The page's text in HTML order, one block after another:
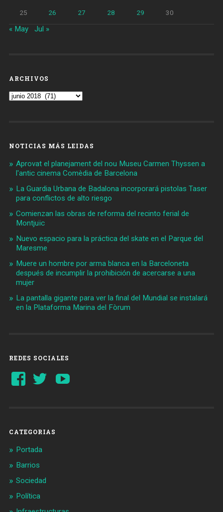
25 26 27 28 29 30
« May Jul »
ARCHIVOS
Archivos
NOTICIAS MÁS LEIDAS
Aprovat el planejament del nou Museu Carmen Thyssen a
l'antic cinema Comèdia de Barcelona
La Guardia Urbana de Badalona incorporará pistolas Taser
para conflictos de alto riesgo
Comienzan las obras de reforma del recinto ferial de
Montjuïc
Nuevo espacio para la práctica del skate en el Parque del
Maresme
Muere un hombre por arma blanca en la Barceloneta
después de incumplir la prohibición de acercarse a una
mujer
La pantalla gigante para ver la final del Mundial se instalará
en la Plataforma Marina del Fòrum
REDES SOCIALES
Ver
perfil
Ver
perfil
CATEGORIAS
Portada
Barrios
Sociedad
Política